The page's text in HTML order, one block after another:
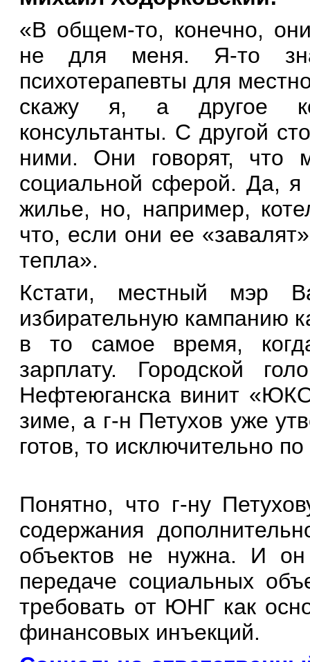
«В общем-то, конечно,
не для меня. Я-то
психотерапевты для
скажу я, а другое
консультанты. С другой
ними. Они говорят, что
социальной сферой. Да, я
жилье, но, например,
что, если они ее
тепла».
Кстати, местный мэр
избирательную кампанию
в то самое время,
зарплату. Городской
Нефтеюганска винит
зиме, а г-н Петухов уже
готов, то исключительно
Понятно, что г-ну
содержания
объектов не нужна. И он
передаче социальных
требовать от ЮНГ как
финансовых инъекций.